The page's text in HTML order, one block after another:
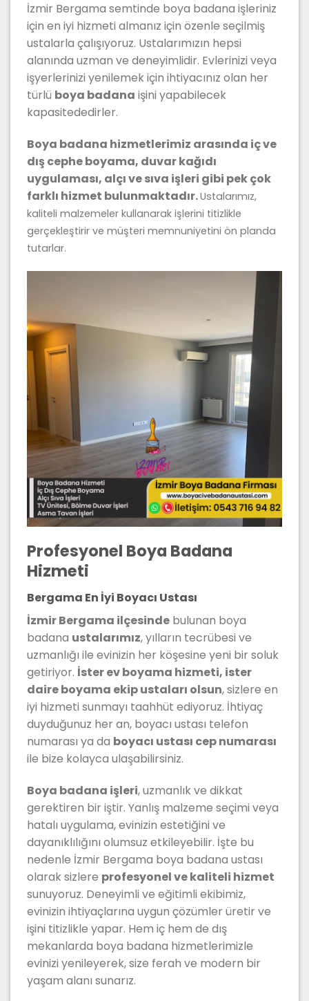
İzmir Bergama semtinde boya badana işleriniz
için en iyi hizmeti almanız için özenle seçilmiş
ustalarla çalışıyoruz. Ustalarımızın hepsi
alanında uzman ve deneyimlidir. Evlerinizi veya
işyerlerinizi yenilemek için ihtiyacınız olan her
türlü boya badana işini yapabilecek
kapasitededirler.
Boya badana hizmetlerimiz arasında iç ve
dış cephe boyama, duvar kağıdı
uygulaması, alçı ve sıva işleri gibi pek çok
farklı hizmet bulunmaktadır.Ustalarımız,
kaliteli malzemeler kullanarak işlerini titizlikle
gerçekleştirir ve müşteri memnuniyetini ön planda
tutarlar.
Profesyonel Boya Badana
Hizmeti
Bergama En İyi Boyacı Ustası
İzmir Bergama ilçesinde bulunan boya
badana ustalarımız, yılların tecrübesi ve
uzmanlığı ile evinizin her köşesine yeni bir soluk
getiriyor. İster ev boyama hizmeti, ister
daire boyama ekip ustaları olsun, sizlere en
iyi hizmeti sunmayı taahhüt ediyoruz. İhtiyaç
duyduğunuz her an, boyacı ustası telefon
numarası ya da boyacı ustası cep numarası
ile bize kolayca ulaşabilirsiniz.
Boya badana işleri, uzmanlık ve dikkat
gerektiren bir iştir. Yanlış malzeme seçimi veya
hatalı uygulama, evinizin estetiğini ve
dayanıklılığını olumsuz etkileyebilir. İşte bu
nedenle İzmir Bergama boya badana ustası
olarak sizlere profesyonel ve kaliteli hizmet
sunuyoruz. Deneyimli ve eğitimli ekibimiz,
evinizin ihtiyaçlarına uygun çözümler üretir ve
işini titizlikle yapar. Hem iç hem de dış
mekanlarda boya badana hizmetlerimizle
evinizi yenileyerek, size ferah ve modern bir
yaşam alanı sunarız.